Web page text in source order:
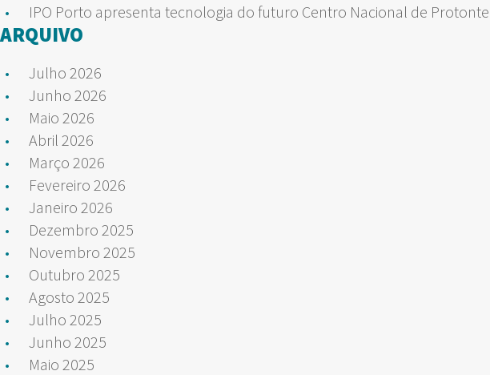
IPO Porto apresenta tecnologia do futuro Centro Nacional de
ARQUIVO
Julho 2026
Junho 2026
Maio 2026
Abril 2026
Março 2026
Fevereiro 2026
Janeiro 2026
Dezembro 2025
Novembro 2025
Outubro 2025
Agosto 2025
Julho 2025
Junho 2025
Maio 2025